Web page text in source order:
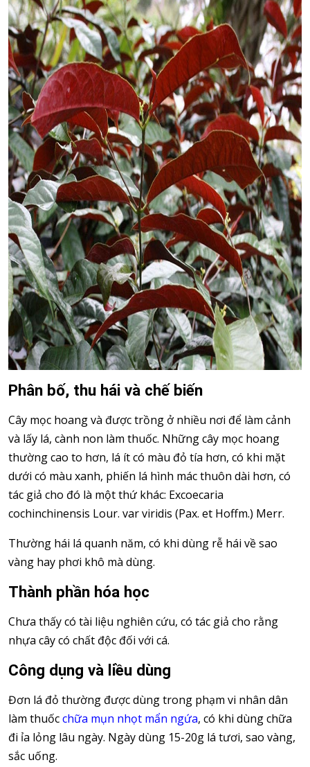
Phân bố, thu hái và chế biến
Cây mọc hoang và được trồng ở nhiều nơi để làm cảnh
và lấy lá, cành non làm thuốc. Những cây mọc hoang
thường cao to hơn, lá ít có màu đỏ tía hơn, có khi mặt
dưới có màu xanh, phiến lá hình mác thuôn dài hơn, có
tác giả cho đó là một thứ khác: Excoecaria
cochinchinensis Lour. var viridis (Pax. et Hoffm.) Merr.
Thường hái lá quanh năm, có khi dùng rễ hái về sao
vàng hay phơi khô mà dùng.
Thành phần hóa học
Chưa thấy có tài liệu nghiên cứu, có tác giả cho rằng
nhựa cây có chất độc đối với cá.
Công dụng và liều dùng
Đơn lá đỏ thường được dùng trong phạm vi nhân dân
làm thuốcchữa mụn nhọt mẩn ngứa, có khi dùng chữa
đi ỉa lỏng lâu ngày. Ngày dùng 15-20g lá tươi, sao vàng,
sắc uống.